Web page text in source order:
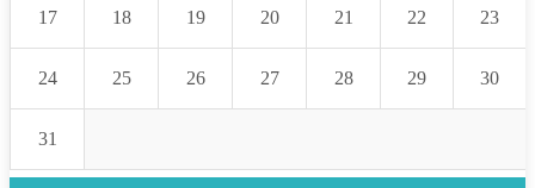
17 18 19 20 21 22 23
24 25 26 27 28 29 30
31